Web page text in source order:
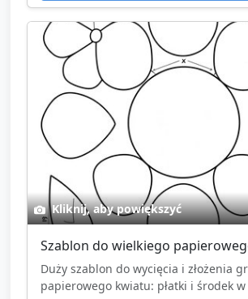
Kliknij, aby powiększyć
Szablon do wielkiego
Duży szablon do wycięcia i złożenia
papierowego kwiatu: płatki i środek